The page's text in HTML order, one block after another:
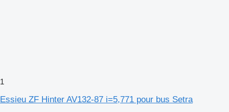
1
Essieu ZF Hinter AV132-87 i=5,771 pour bus Setra